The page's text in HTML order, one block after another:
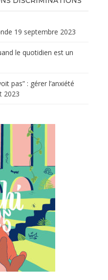
19 septembre 2023
le quotidien est un
pas” : gérer l’anxiété
2023